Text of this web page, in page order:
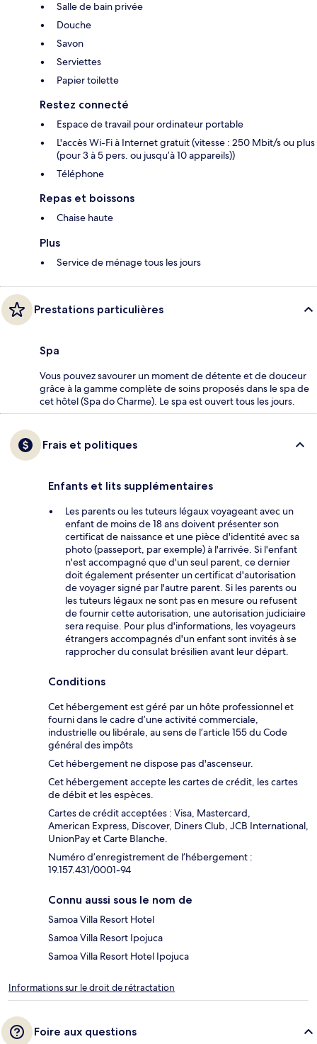
Salle de bain privée
Douche
Savon
Serviettes
Papier toilette
Restez connecté
Espace de travail pour ordinateur portable
L'accès Wi-Fi à Internet gratuit (vitesse : 250 Mbit/s ou plus
(pour 3 à 5 pers. ou jusqu’à 10 appareils))
Téléphone
Repas et boissons
Chaise haute
Plus
Service de ménage tous les jours
Prestations particulières
Spa
Vous pouvez savourer un moment de détente et de douceur
grâce à la gamme complète de soins proposés dans le spa de
cet hôtel (Spa do Charme). Le spa est ouvert tous les jours.
Frais et politiques
Enfants et lits supplémentaires
Les parents ou les tuteurs légaux voyageant avec un
enfant de moins de 18 ans doivent présenter son
certificat de naissance et une pièce d'identité avec sa
photo (passeport, par exemple) à l'arrivée. Si l'enfant
n'est accompagné que d'un seul parent, ce dernier
doit également présenter un certificat d'autorisation
de voyager signé par l'autre parent. Si les parents ou
les tuteurs légaux ne sont pas en mesure ou refusent
de fournir cette autorisation, une autorisation judiciaire
sera requise. Pour plus d'informations, les voyageurs
étrangers accompagnés d'un enfant sont invités à se
rapprocher du consulat brésilien avant leur départ.
Conditions
Cet hébergement est géré par un hôte professionnel et
fourni dans le cadre d’une activité commerciale,
industrielle ou libérale, au sens de l’article 155 du Code
général des impôts
Cet hébergement ne dispose pas d'ascenseur.
Cet hébergement accepte les cartes de crédit, les cartes
de débit et les espèces.
Cartes de crédit acceptées : Visa, Mastercard,
American Express, Discover, Diners Club, JCB International,
UnionPay et Carte Blanche.
Numéro d’enregistrement de l’hébergement :
19.157.431/0001-94
Connu aussi sous le nom de
Samoa Villa Resort Hotel
Samoa Villa Resort Ipojuca
Samoa Villa Resort Hotel Ipojuca
Informations sur le droit de rétractation
Foire aux questions